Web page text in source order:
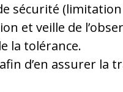
sécurité
et veille de
la tolérance.
d’en assurer la